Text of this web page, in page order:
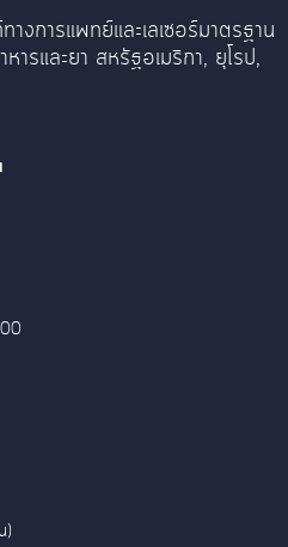
การแพทย์และเลเซอร์มาตรฐาน
ารและยา สหรัฐอเมริกา, ยุโรป,
)